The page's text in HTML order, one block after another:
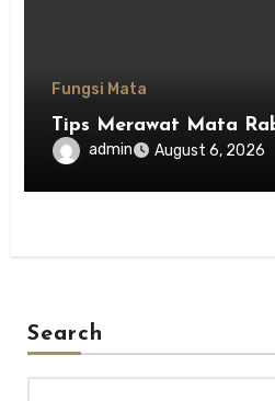
Fungsi Mata
Tips Merawat Mata
admin August 6, 2026
Search